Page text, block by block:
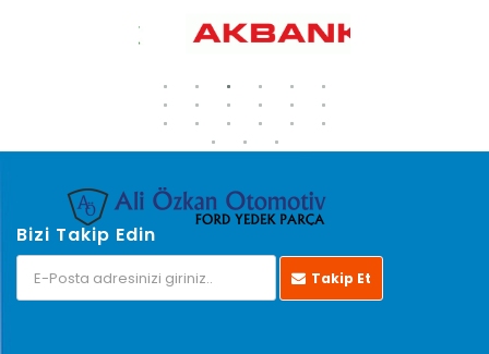
Bizi Takip Edin
Takip Et